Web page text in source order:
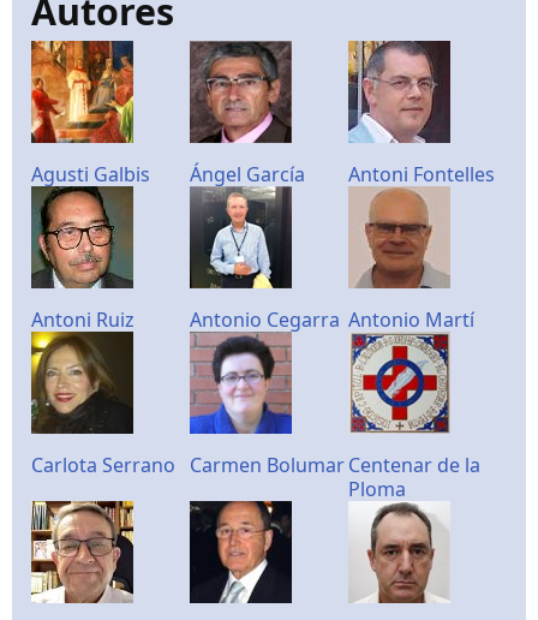
Autores
Agusti Galbis Ángel García Antoni Fontelles
Antoni Ruiz Antonio Cegarra Antonio Martí
Carlota Serrano Carmen BolumarCentenar de la
Ploma